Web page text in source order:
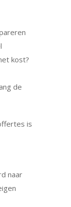
kost?
de
is
naar